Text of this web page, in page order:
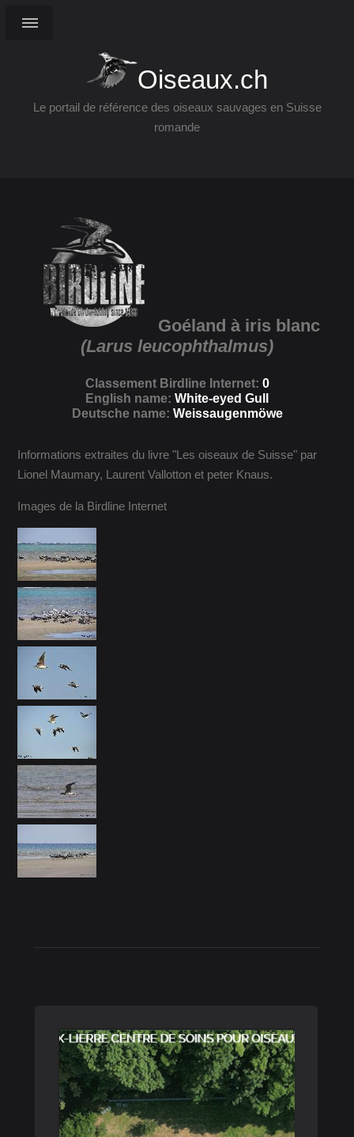
Oiseaux.ch
Le portail de référence des oiseaux sauvages en Suisse
romande
Goéland à iris blanc
(Larus leucophthalmus)
Classement Birdline Internet: 0
English name: White-eyed Gull
Deutsche name: Weissaugenmöwe
Informations extraites du livre "Les oiseaux de Suisse" par
Lionel Maumary, Laurent Vallotton et peter Knaus.
Images de la Birdline Internet